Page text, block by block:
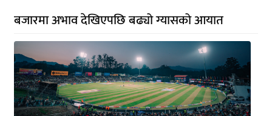
बजारमा अभाव देखिएपछि बढ्यो ग्यासको आयात